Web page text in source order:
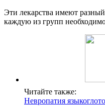
Эти лекарства имеют
каждую из групп необходимо
Читайте также:
Невропатия